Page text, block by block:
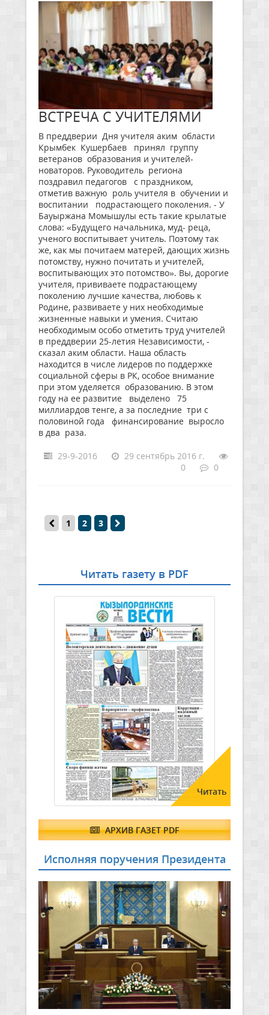
ВСТРЕЧА С УЧИТЕЛЯМИ
В преддверии Дня учителя аким области
Крымбек Кушербаев принял группу
ветеранов образования и учителей-
новаторов. Руководитель региона
поздравил педагогов с праздником,
отметив важную роль учителя в обучении и
воспитании подрастающего поколения. - У
Бауыржана Момышулы есть такие крылатые
слова: «Будущего начальника, муд- реца,
ученого воспитывает учитель. Поэтому так
же, как мы почитаем матерей, дающих жизнь
потомству, нужно почитать и учителей,
воспитывающих это потомство». Вы, дорогие
учителя, прививаете подрастающему
поколению лучшие качества, любовь к
Родине, развиваете у них необходимые
жизненные навыки и умения. Считаю
необходимым особо отметить труд учителей
в преддверии 25-летия Независимости, -
сказал аким области. Наша область
находится в числе лидеров по поддержке
социальной сферы в РК, особое внимание
при этом уделяется образованию. В этом
году на ее развитие выделено 75
миллиардов тенге, а за последние три с
половиной года финансирование выросло
в два раза.
29-9-2016
29 сентябрь 2016 г.
0
0
1 2 3
Читать газету в PDF
Читать
АРХИВ ГАЗЕТ PDF
Исполняя поручения Президента